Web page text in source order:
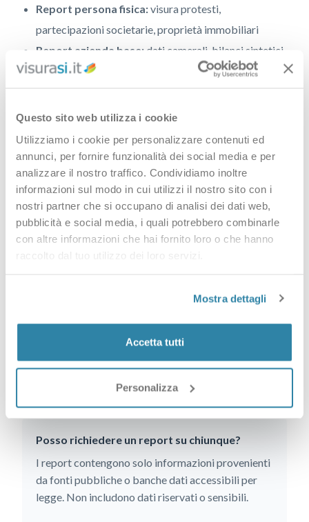
Questo sito web utilizza i cookie
Utilizziamo i cookie per personalizzare contenuti ed
annunci, per fornire funzionalità dei social media e per
analizzare il nostro traffico. Condividiamo inoltre
informazioni sul modo in cui utilizzi il nostro sito con i
nostri partner che si occupano di analisi dei dati web,
pubblicità e social media, i quali potrebbero combinarle
con altre informazioni che hai fornito loro o che hanno
raccolto dal tuo utilizzo dei loro servizi.
Mostra dettagli
Accetta tutti
Personalizza
Report persona fisica:visura protesti,
partecipazioni societarie, proprietà immobiliari
Report azienda base: dati camerali, bilanci sintetici,
indici di affidabilità
bilanci, esponenti, partecipazioni e immobili
Indagine patrimoniale:
ricerca beni intestati a
persone o società
Report recupero crediti:informazioni utili per
azioni di recupero
Domande frequenti
fonte (es. Camera di Commercio). Il report
indicatori di sintesi.
Posso richiedere un report su chiunque?
I report contengono solo informazioni provenienti
da fonti pubbliche o banche dati accessibili per
legge. Non includono dati riservati o sensibili.